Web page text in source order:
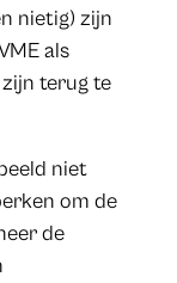
nietig) zijn
als
terug te
niet
om de
de